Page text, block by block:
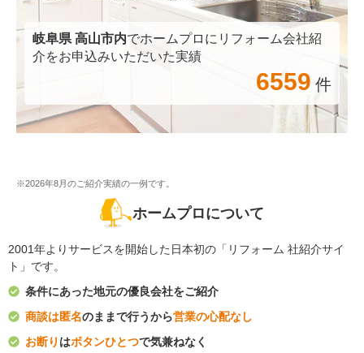
岐阜県 高山市内でホームプロにリフォーム会社紹
介をお申込みいただいた実績
6559 件
※2026年8月のご紹介実績の一例です。
ホームプロについて
2001年よりサービスを開始した日本初の「リフォーム 社紹介サイ
ト」です。
条件にあった地元の優良会社をご紹介
商談は匿名のままで行うから営業の心配なし
お断り はボタンひとつで気兼ねなく